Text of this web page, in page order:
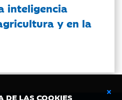
DE LAS COOKIES
inteligencia
y en la